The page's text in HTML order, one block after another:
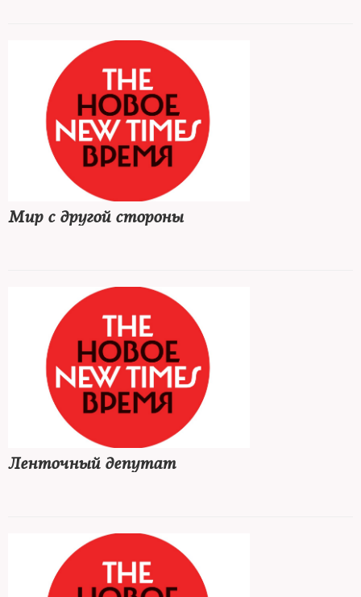
Мир с другой стороны
Ленточный депутат